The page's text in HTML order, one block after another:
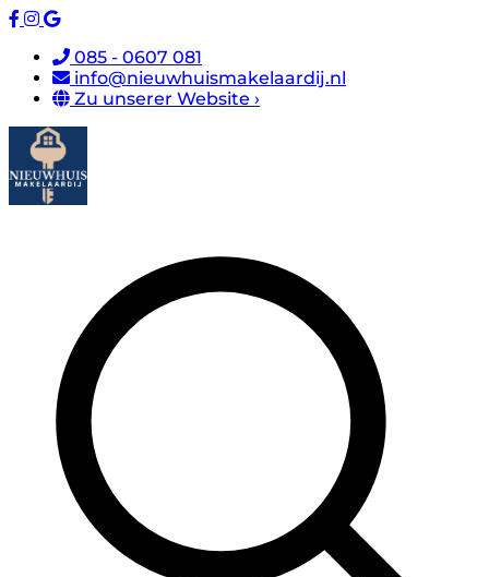
085 - 0607 081
info@nieuwhuismakelaardij.nl
Zu unserer Website ›